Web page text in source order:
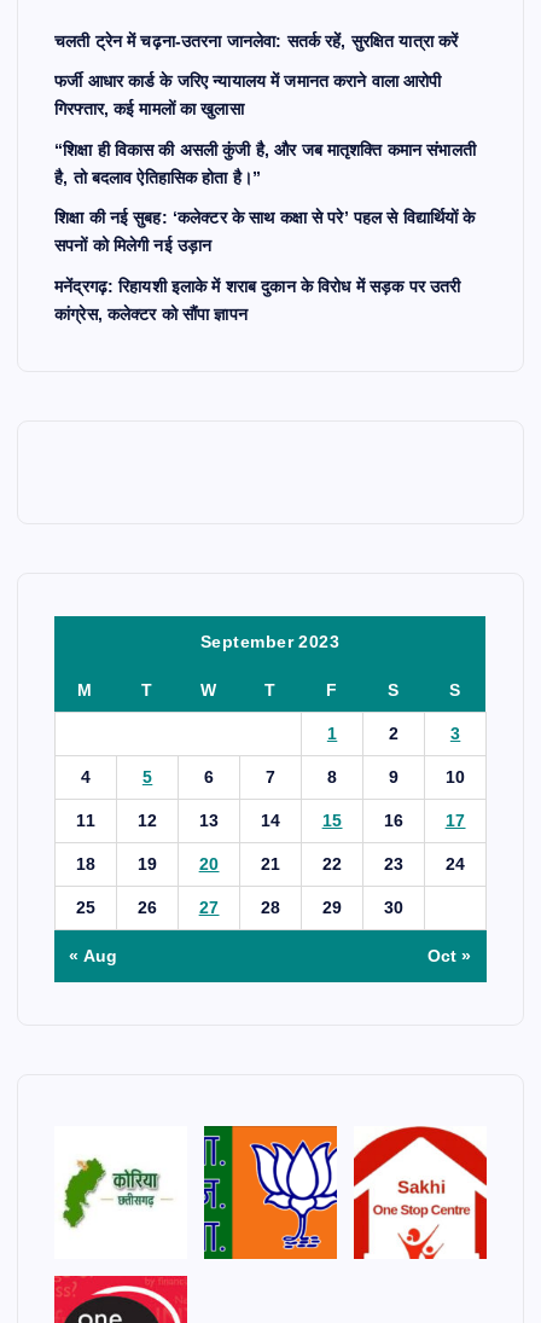
चलती ट्रेन में चढ़ना-उतरना जानलेवा: सतर्क रहें, सुरक्षित यात्रा करें
फर्जी आधार कार्ड के जरिए न्यायालय में जमानत कराने वाला आरोपी
गिरफ्तार, कई मामलों का खुलासा
“शिक्षा ही विकास की असली कुंजी है, और जब मातृशक्ति कमान संभालती
है, तो बदलाव ऐतिहासिक होता है।”
शिक्षा की नई सुबह: ‘कलेक्टर के साथ कक्षा से परे’ पहल से विद्यार्थियों के
सपनों को मिलेगी नई उड़ान
मनेंद्रगढ़: रिहायशी इलाके में शराब दुकान के विरोध में सड़क पर उतरी
कांग्रेस, कलेक्टर को सौंपा ज्ञापन
September 2023
M T W T F S S
1 2 3
4 5 6 7 8 9 10
11 12 13 14 15 16 17
18 19 20 21 22 23 24
25 26 27 28 29 30
« Aug Oct »